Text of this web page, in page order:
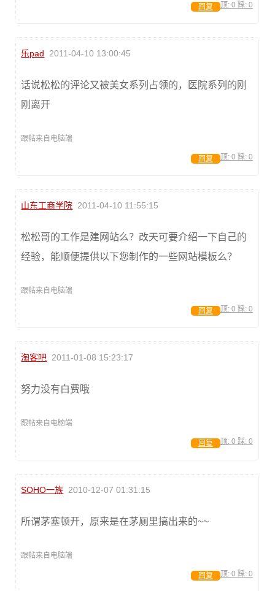
顶: 0 踩: 0
回复
乐pad 2011-04-10 13:00:45
话说松松的评论又被美女系列占领的，医院系列的刚
刚离开
跟帖来自电脑端
顶: 0 踩: 0
回复
山东工商学院 2011-04-10 11:55:15
松松哥的工作是建网站么？改天可要介绍一下自己的
经验，能顺便提供以下您制作的一些网站模板么？
跟帖来自电脑端
顶: 0 踩: 0
回复
淘客吧 2011-01-08 15:23:17
努力没有白费哦
跟帖来自电脑端
顶: 0 踩: 0
回复
SOHO一族 2010-12-07 01:31:15
所谓茅塞顿开，原来是在茅厕里搞出来的~~
跟帖来自电脑端
顶: 0 踩: 0
回复